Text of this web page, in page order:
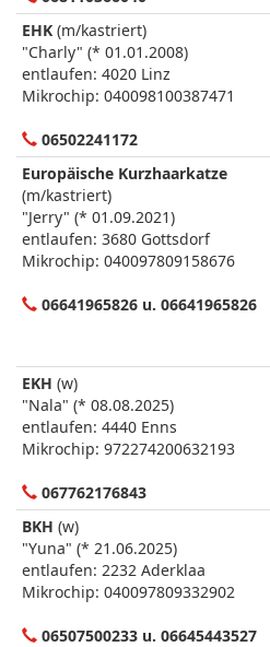
EHK (m/kastriert)
"Charly" (* 01.01.2008)
entlaufen: 4020 Linz
Mikrochip: 040098100387471
06502241172
Europäische Kurzhaarkatze
(m/kastriert)
"Jerry" (* 01.09.2021)
entlaufen: 3680 Gottsdorf
Mikrochip: 040097809158676
06641965826 u. 06641965826
EKH (w)
"Nala" (* 08.08.2025)
entlaufen: 4440 Enns
Mikrochip: 972274200632193
067762176843
BKH (w)
"Yuna" (* 21.06.2025)
entlaufen: 2232 Aderklaa
Mikrochip: 040097809332902
06507500233 u. 06645443527